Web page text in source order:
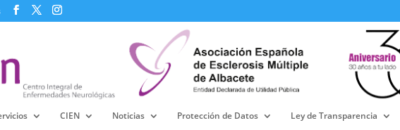
CIEN Noticias Protección de Datos Ley de Transparencia